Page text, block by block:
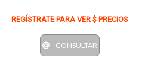
REGÍSTRATE PARA VER $ PRECIOS
CONSULTAR